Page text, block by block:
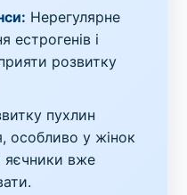
Нерегулярне
естрогенів і
розвитку
пухлин
особливо у жінок
яєчники вже